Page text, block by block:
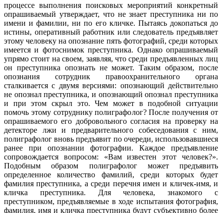
процессе выполнения поисковых мероприятий конкретный
опрашиваемый утверждает, что не знает преступника ни по
имени и фамилии, ни по его кличке. Пытаясь докопаться до
истины, оперативный работник или следователь предъявляет
этому человеку на опознание пять фотографий, среди которых
имеется и фотоснимок преступника. Однако опрашиваемый
упрямо стоит на своем, заявляя, что среди предъявленных лиц
он преступника опознать не может. Таким образом, после
опознания сотрудник правоохранительного органа
сталкивается с двумя версиями: опознающий действительно
не опознал преступника, и опознающий опознал преступника
и при этом скрыл это. Чем может в подобной ситуации
помочь этому сотруднику полиграфолог? После получения от
опрашиваемого его добровольного согласия на проверку на
детекторе лжи и предварительного собеседования с ним,
полиграфолог вновь предъявит по очереди, использовавшиеся
ранее при опознании фотографии. Каждое предъявление
сопровождается вопросом: «Вам известен этот человек?».
Подобным образом полиграфолог может предъявить
определенное количество фамилий, среди которых будет
фамилия преступника, а среди перечня имен и кличек-имя, и
кличка преступника. Для человека, знакомого с
преступником, предъявляемые в ходе испытания фотография,
фамилия, имя и кличка преступника будут субъективно более